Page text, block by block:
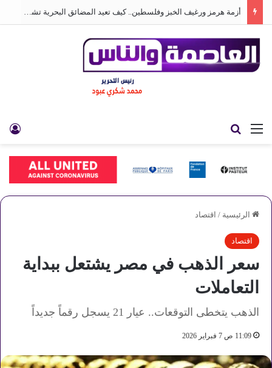
أزمة هرمز ورغيف الخبز وفلسطين.. كيف تعيد المضائق البحرية تشكيل العالم
القائمة
الرئيسية / اقتصاد
اقتصاد
سعر الذهب في مصر يشتعل ببداية
التعاملات
الذهب يتخطى التوقعات.. عيار 21 يسجل رقماً جديداً
11:09 ص 7 فبراير 2026